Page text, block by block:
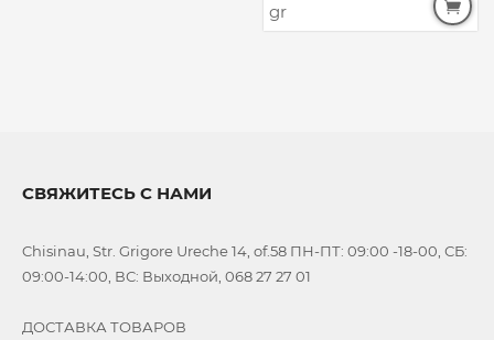
СВЯЖИТЕСЬ С НАМИ
Chisinau, Str. Grigore Ureche 14, of.58 ПН-ПТ: 09:00 -18-00, СБ:
09:00-14:00, ВС: Выходной, 068 27 27 01
ДОСТАВКА ТОВАРОВ